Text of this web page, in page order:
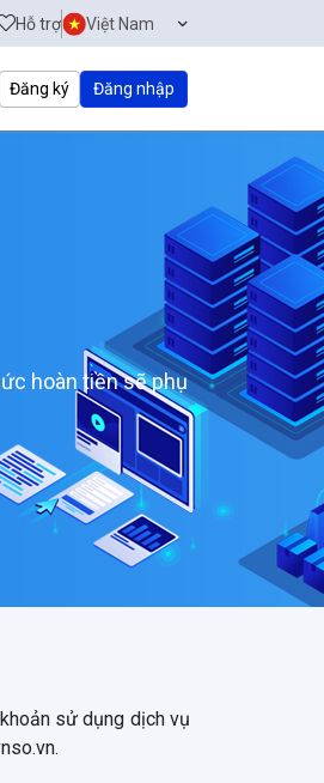
Hỗ trợ Việt Nam
Đăng ký Đăng nhập
hoàn tiền sẽ phụ
sử dụng dịch vụ